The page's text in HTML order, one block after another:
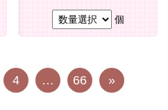
個
4 … 66 »